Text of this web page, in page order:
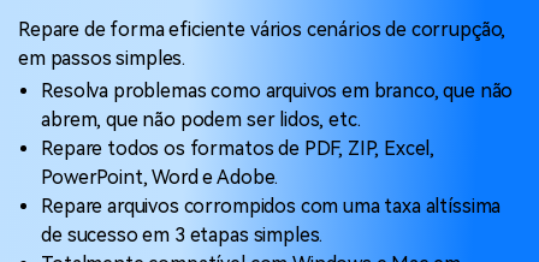
Loja
Repairit for Email
Backup de dados
Reparação de Vídeos
Backup de Dados
Guia em Vídeo
Soluções para Arquivos
Soluções para Computador
Soluções para Dispositivos de Armazenamento
PROCURE MAIS SOLUÇÕES
Recursos
Preços
Suporte
Sobre Nós
Teste Online
Repare de forma eficiente vários cenários de corrupção,
em passos simples.
Resolva problemas como arquivos em branco, que não
abrem, que não podem ser lidos, etc.
Repare todos os formatos de PDF, ZIP, Excel,
PowerPoint, Word e Adobe.
Repare arquivos corrompidos com uma taxa altíssima
de sucesso em 3 etapas simples.